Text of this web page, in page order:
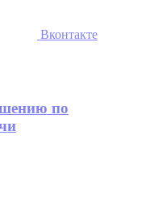
Вконтакте
по